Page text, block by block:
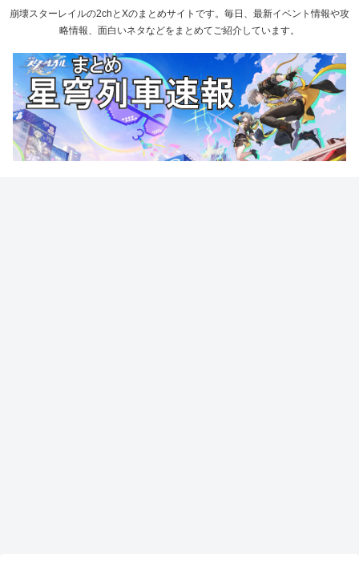
崩壊スターレイルの2chとXのまとめサイトです。毎日、最新イベント情報や攻
略情報、面白いネタなどをまとめてご紹介しています。